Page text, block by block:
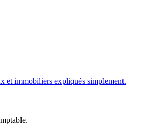
et immobiliers expliqués simplement.